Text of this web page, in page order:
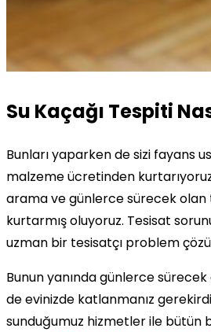
Su Kaçağı Tespiti
Bunları yaparken de sizi fayans
malzeme ücretinden
arama ve günlerce sürecek
kurtarmış oluyoruz. Tesisat
uzman bir tesisatçı problem
Bunun yanında günlerce
de evinizde katlanmanız
sunduğumuz hizmetler ile bütün